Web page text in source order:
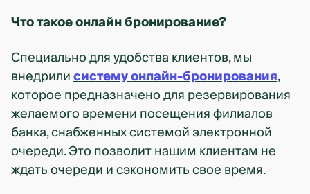
Что такое онлайн бронирование?
Специально для удобства клиентов, мы
внедрилисистему онлайн-бронирования,
которое предназначено для резервирования
желаемого времени посещения филиалов
банка, снабженных системой электронной
очереди. Это позволит нашим клиентам не
ждать очереди и сэкономить свое время.